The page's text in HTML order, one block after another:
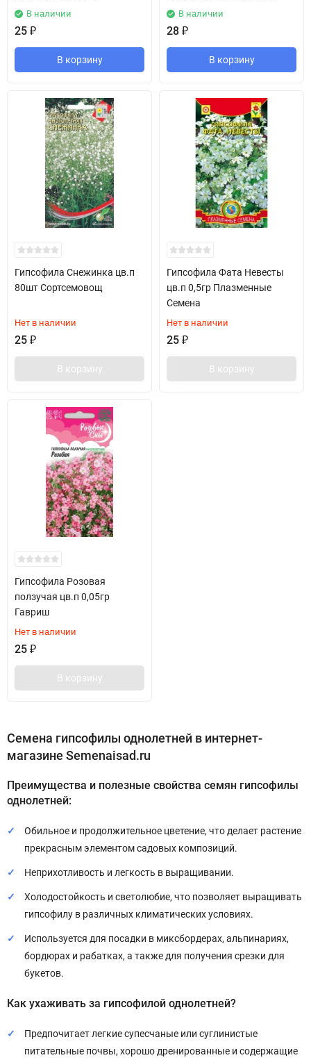
В наличии
25 ₽
В корзину
В наличии
28 ₽
В корзину
Гипсофила Снежинка цв.п
80шт Сортсемовощ
Нет в наличии
25 ₽
В корзину
Гипсофила Фата Невесты
цв.п 0,5гр Плазменные
Семена
Нет в наличии
25 ₽
В корзину
Гипсофила Розовая
ползучая цв.п 0,05гр
Гавриш
Нет в наличии
25 ₽
В корзину
Семена гипсофилы однолетней в интернет-
магазине Semenaisad.ru
Преимущества и полезные свойства семян гипсофилы
однолетней:
Обильное и продолжительное цветение, что делает растение
прекрасным элементом садовых композиций.
Неприхотливость и легкость в выращивании.
Холодостойкость и светолюбие, что позволяет выращивать
гипсофилу в различных климатических условиях.
Используется для посадки в миксбордерах, альпинариях,
бордюрах и рабатках, а также для получения срезки для
букетов.
Как ухаживать за гипсофилой однолетней?
Предпочитает легкие супесчаные или суглинистые
питательные почвы, хорошо дренированные и содержащие